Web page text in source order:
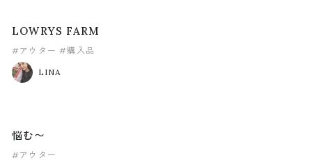
LOWRYS FARM
#アウター #購入品
LINA
悩む〜
#アウター